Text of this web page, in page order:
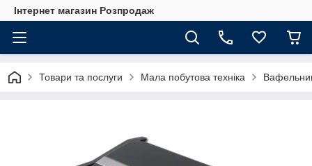
Інтернет магазин Розпродаж
Товари та послуги Мала побутова техніка